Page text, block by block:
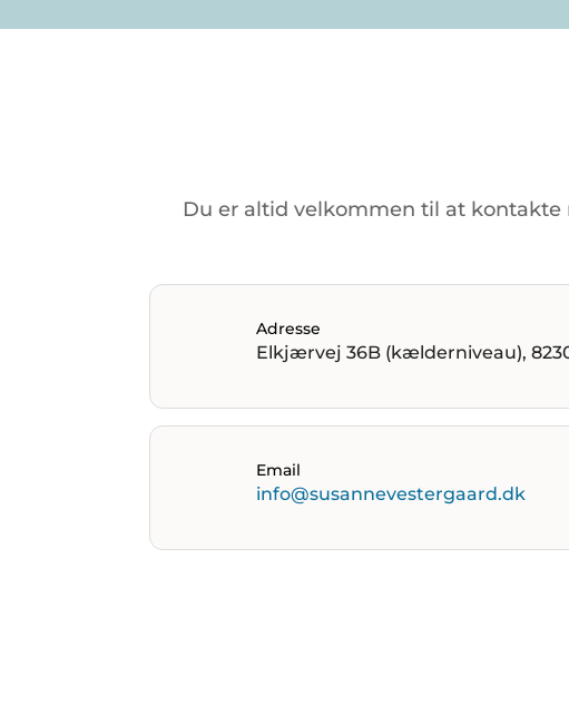
Du er altid velkommen til at kontakte
Adresse
Elkjærvej 36B (kælderniveau),
Email
info@susannevestergaard.dk